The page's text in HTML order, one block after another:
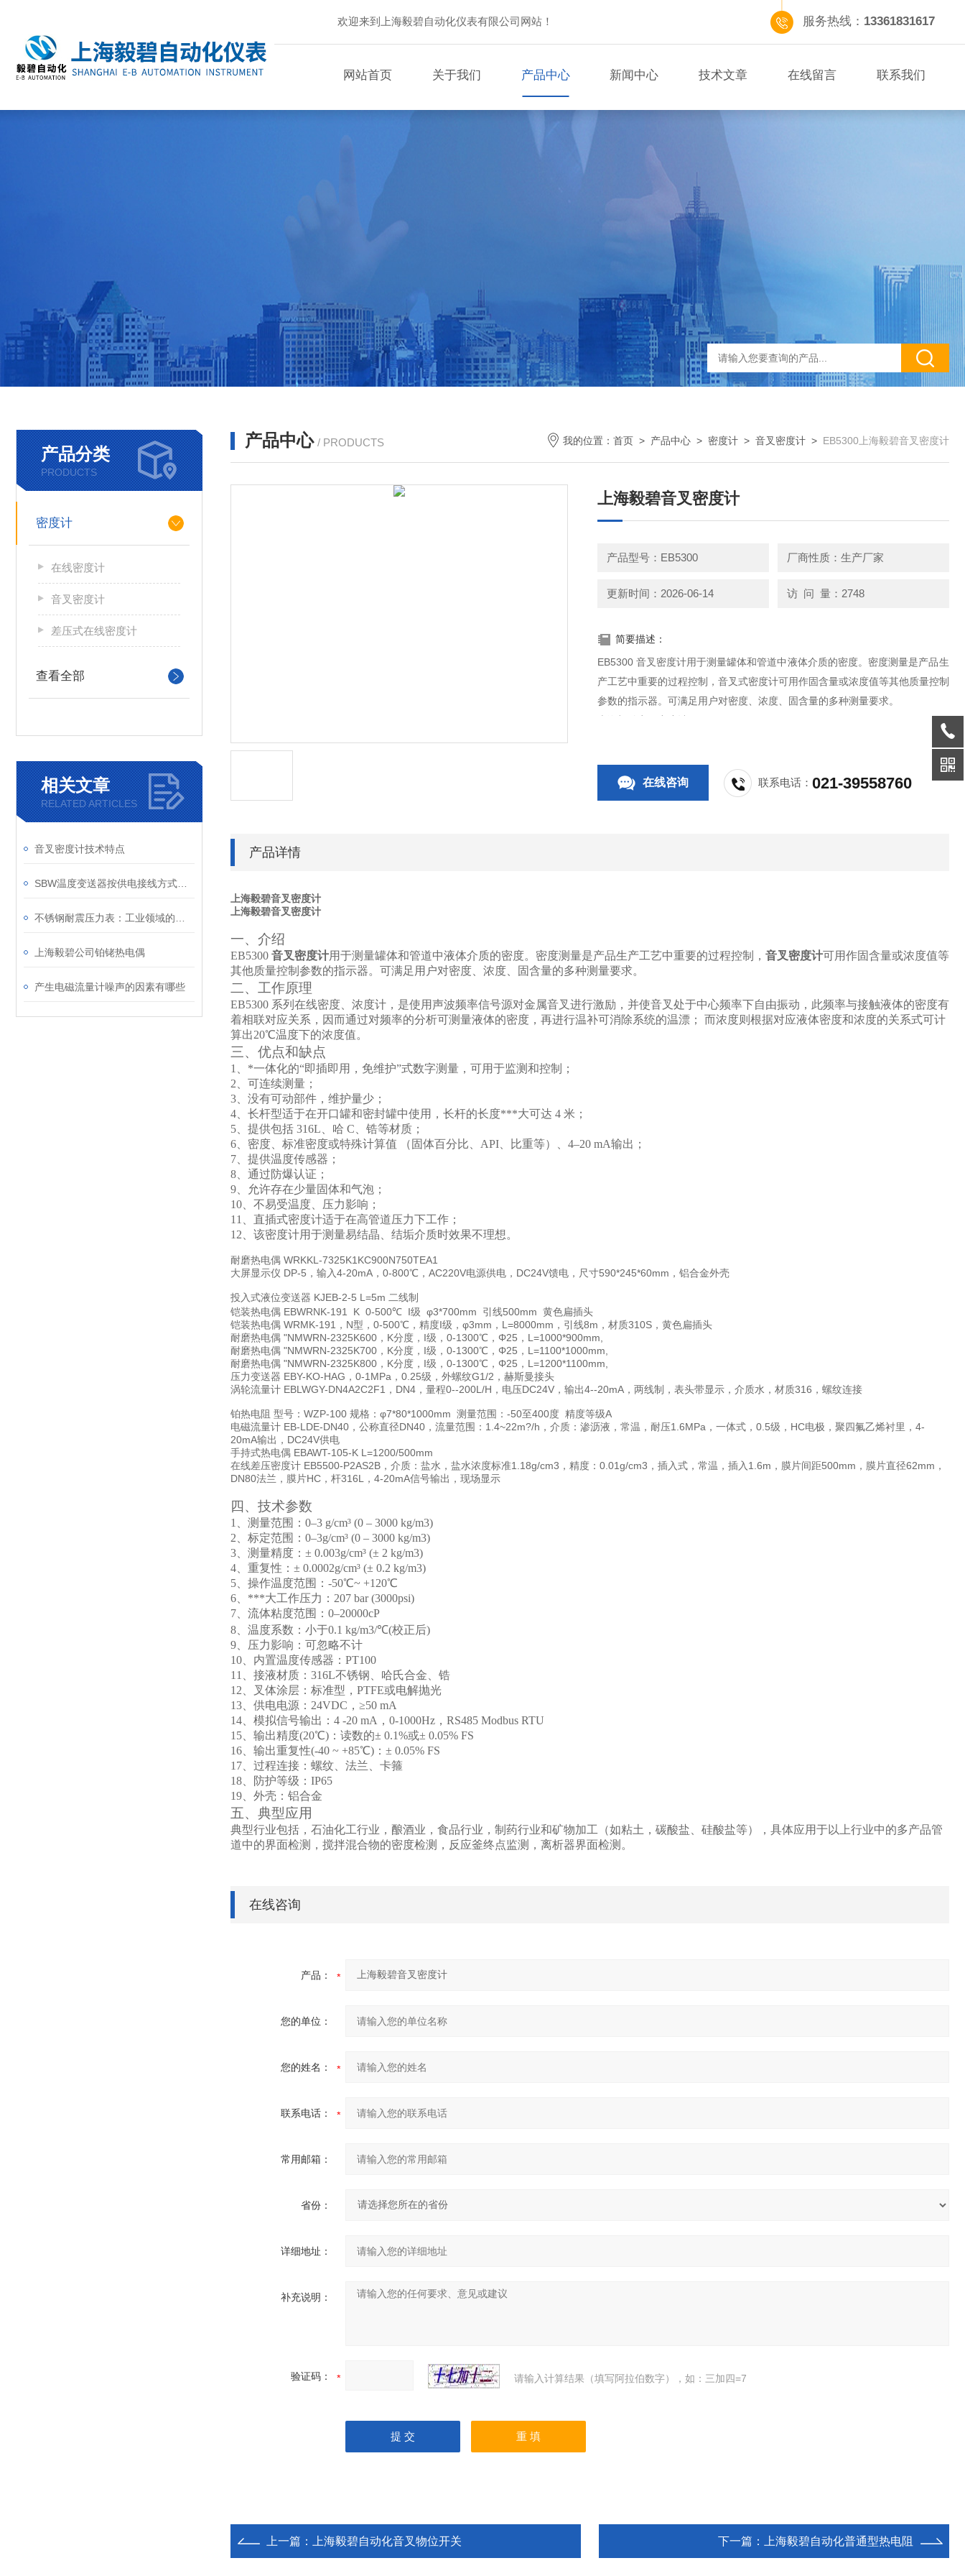
欢迎来到上海毅碧自动化仪表有限公司网站！ 服务热线： 13361831617
网站首页 关于我们 产品中心 新闻中心 技术文章 在线留言 联系我们
产品分类
PRODUCTS
密度计
在线密度计
音叉密度计
差压式在线密度计
查看全部
相关文章
RELATED ARTICLES
音叉密度计技术特点
上海毅碧公司铂铑热电偶
产生电磁流量计噪声的因素有哪些
产品中心 / PRODUCTS 我的位置： 首页 > 产品中心 > 密度计 > 音叉密度计 > EB5300上海毅碧音叉密度计
上海毅碧音叉密度计
产品型号：EB5300 厂商性质：生产厂家
更新时间：2026-06-14 访 问 量：2748
简要描述：
EB5300 音叉密度计用于测量罐体和管道中液体介质的密度。密度测量是产品生
产工艺中重要的过程控制，音叉式密度计可用作固含量或浓度值等其他质量控制
参数的指示器。可满足用户对密度、浓度、固含量的多种测量要求。
上海毅碧音叉密度计
在线咨询 联系电话：021-39558760
产品详情
上海毅碧音叉密度计
上海毅碧音叉密度计
一、介绍
EB5300 音叉密度计用于测量罐体和管道中液体介质的密度。密度测量是产品生产工艺中重要的过程控制， 音叉密度计可用作固含量或浓度值等
其他质量控制参数的指示器。可满足用户对密度、浓度、固含量的多种测量要求。
二、工作原理
EB5300 系列在线密度、浓度计，是使用声波频率信号源对金属音叉进行激励，并使音叉处于中心频率下自由振动，此频率与接触液体的密度有
着相联对应关系，因而通过对频率的分析可测量液体的密度，再进行温补可消除系统的温漂； 而浓度则根据对应液体密度和浓度的关系式可计
算出20℃温度下的浓度值。
三、优点和缺点
1
、*一体化的“即插即用，免维护”式数字测量，可用于监测和控制；
2 、可连续测量；
3 、没有可动部件，维护量少；
4 、长杆型适于在开口罐和密封罐中使用，长杆的长度***大可达 4 米；
5 、提供包括 316L、哈 C、锆等材质；
6 、密度、标准密度或特殊计算值 （固体百分比、API、比重等）、4–20 mA输出；
7 、提供温度传感器；
8 、通过防爆认证；
9 、允许存在少量固体和气泡；
10 、不易受温度、压力影响；
11
、直插式密度计适于在高管道压力下工作；
12 、该密度计用于测量易结晶、结垢介质时效果不理想。
耐磨热电偶 WRKKL-7325K1KC900N750TEA1
大屏显示仪 DP-5，输入4-20mA，0-800℃，AC220V电源供电，DC24V馈电，尺寸590*245*60mm，铝合金外壳
投入式液位变送器 KJEB-2-5 L=5m 二线制
铠装热电偶 EBWRNK-191 K 0-500℃ I级 φ3*700mm 引线500mm 黄色扁插头
铠装热电偶 WRMK-191，N型，0-500℃，精度I级，φ3mm，L=8000mm，引线8m，材质310S，黄色扁插头
耐磨热电偶 "NMWRN-2325K600，K分度，I级，0-1300℃，Φ25，L=1000*900mm,
耐磨热电偶 "NMWRN-2325K700，K分度，I级，0-1300℃，Φ25，L=1100*1000mm,
耐磨热电偶 "NMWRN-2325K800，K分度，I级，0-1300℃，Φ25，L=1200*1100mm,
压力变送器 EBY-KO-HAG，0-1MPa，0.25级，外螺纹G1/2，赫斯曼接头
涡轮流量计 EBLWGY-DN4A2C2F1，DN4，量程0--200L/H，电压DC24V，输出4--20mA，两线制，表头带显示，介质水，材质316，螺纹连接
铂热电阻 型号：WZP-100 规格：φ7*80*1000mm 测量范围：-50至400度 精度等级A
电磁流量计 EB-LDE-DN40，公称直径DN40，流量范围：1.4~22m?/h，介质：渗沥液，常温，耐压1.6MPa，一体式，0.5级，HC电极，聚四氟乙烯衬里，4-
20mA输出，DC24V供电
手持式热电偶 EBAWT-105-K L=1200/500mm
在线差压密度计 EB5500-P2AS2B，介质：盐水，盐水浓度标准1.18g/cm3，精度：0.01g/cm3，插入式，常温，插入1.6m，膜片间距500mm，膜片直径62mm，
DN80法兰，膜片HC，杆316L，4-20mA信号输出，现场显示
四、技术参数
1
、测量范围：0–3 g/cm³ (0 – 3000 kg/m3)
2 、标定范围：0–3g/cm³ (0 – 3000 kg/m3)
3 、测量精度：± 0.003g/cm³ (± 2 kg/m3)
4 、重复性：± 0.0002g/cm³ (± 0.2 kg/m3)
5 、操作温度范围：-50℃~ +120℃
6 、***大工作压力：207 bar (3000psi)
7 、流体粘度范围：0–20000cP
8 、温度系数：小于0.1 kg/m3/℃(校正后)
9 、压力影响：可忽略不计
10 、内置温度传感器：PT100
11
、接液材质：316L不锈钢、哈氏合金、锆
12 、叉体涂层：标准型，PTFE或电解抛光
13 、供电电源：24VDC，≥50 mA
14 、模拟信号输出：4 -20 mA，0-1000Hz，RS485 Modbus RTU
15 、输出精度(20℃)：读数的± 0.1%或± 0.05% FS
16 、输出重复性(-40 ~ +85℃)：± 0.05% FS
17 、过程连接：螺纹、法兰、卡箍
18 、防护等级：IP65
19 、外壳：铝合金
五、典型应用
典型行业包括，石油化工行业，酿酒业，食品行业，制药行业和矿物加工（如粘土，碳酸盐、硅酸盐等），具体应用于以上行业中的多产品管
道中的界面检测，搅拌混合物的密度检测，反应釜终点监测，离析器界面检测。
在线咨询
产品：
您的单位：
您的姓名：
联系电话：
常用邮箱：
省份：
详细地址：
补充说明：
验证码： 请输入计算结果（填写阿拉伯数字），如：三加四=7
上一篇： 上海毅碧自动化音叉物位开关 下一篇： 上海毅碧自动化普通型热电阻